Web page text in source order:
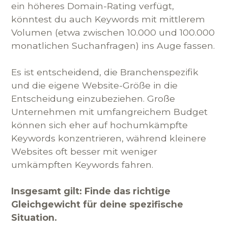
ein höheres Domain-Rating verfügt,
könntest du auch Keywords mit mittlerem
Volumen (etwa zwischen 10.000 und 100.000
monatlichen Suchanfragen) ins Auge fassen.
Es ist entscheidend, die Branchenspezifik
und die eigene Website-Größe in die
Entscheidung einzubeziehen. Große
Unternehmen mit umfangreichem Budget
können sich eher auf hochumkämpfte
Keywords konzentrieren, während kleinere
Websites oft besser mit weniger
umkämpften Keywords fahren.
Insgesamt gilt: Finde das richtige
Gleichgewicht für deine spezifische
Situation.